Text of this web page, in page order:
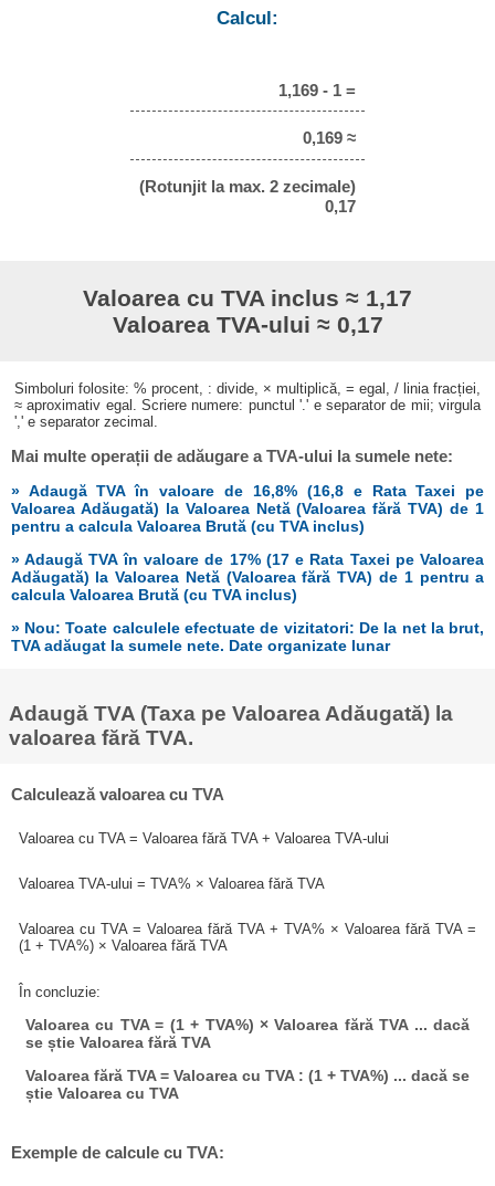
Calcul:
1,169 - 1 =
0,169 ≈
(Rotunjit la max. 2 zecimale)
0,17
Valoarea cu TVA inclus ≈ 1,17
Valoarea TVA-ului ≈ 0,17
Simboluri folosite: % procent, : divide, × multiplică, = egal, / linia fracției,
≈ aproximativ egal. Scriere numere: punctul '.' e separator de mii; virgula
',' e separator zecimal.
Mai multe operații de adăugare a TVA-ului la sumele nete:
» Adaugă TVA în valoare de 16,8% (16,8 e Rata Taxei pe
Valoarea Adăugată) la Valoarea Netă (Valoarea fără TVA) de 1
pentru a calcula Valoarea Brută (cu TVA inclus)
» Adaugă TVA în valoare de 17% (17 e Rata Taxei pe Valoarea
Adăugată) la Valoarea Netă (Valoarea fără TVA) de 1 pentru a
calcula Valoarea Brută (cu TVA inclus)
» Nou: Toate calculele efectuate de vizitatori: De la net la brut,
TVA adăugat la sumele nete. Date organizate lunar
Adaugă TVA (Taxa pe Valoarea Adăugată) la
valoarea fără TVA.
Calculează valoarea cu TVA
Valoarea cu TVA = Valoarea fără TVA + Valoarea TVA-ului
Valoarea TVA-ului = TVA% × Valoarea fără TVA
Valoarea cu TVA = Valoarea fără TVA + TVA% × Valoarea fără TVA =
(1 + TVA%) × Valoarea fără TVA
În concluzie:
Valoarea cu TVA = (1 + TVA%) × Valoarea fără TVA ... dacă
se știe Valoarea fără TVA
Valoarea fără TVA = Valoarea cu TVA : (1 + TVA%) ... dacă se
știe Valoarea cu TVA
Exemple de calcule cu TVA: